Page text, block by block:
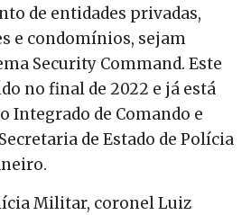
de entidades privadas,
e condomínios, sejam
Security Command. Este
no final de 2022 e já está
Integrado de Comando e
de Estado de Polícia
Militar, coronel Luiz